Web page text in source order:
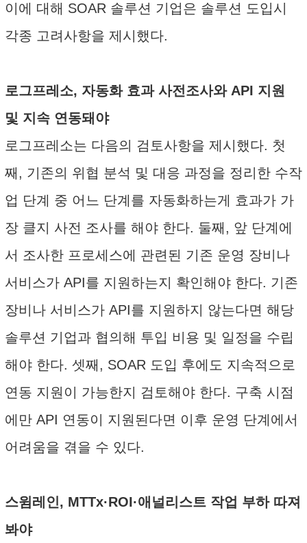
이에 대해 SOAR 솔루션 기업은 솔루션 도입시
각종 고려사항을 제시했다.
로그프레소, 자동화 효과 사전조사와 API 지원
및 지속 연동돼야
로그프레소는 다음의 검토사항을 제시했다. 첫
째, 기존의 위협 분석 및 대응 과정을 정리한 수작
업 단계 중 어느 단계를 자동화하는게 효과가 가
장 클지 사전 조사를 해야 한다. 둘째, 앞 단계에
서 조사한 프로세스에 관련된 기존 운영 장비나
서비스가 API를 지원하는지 확인해야 한다. 기존
장비나 서비스가 API를 지원하지 않는다면 해당
솔루션 기업과 협의해 투입 비용 및 일정을 수립
해야 한다. 셋째, SOAR 도입 후에도 지속적으로
연동 지원이 가능한지 검토해야 한다. 구축 시점
에만 API 연동이 지원된다면 이후 운영 단계에서
어려움을 겪을 수 있다.
스윔레인, MTTx·ROI·애널리스트 작업 부하 따져
봐야